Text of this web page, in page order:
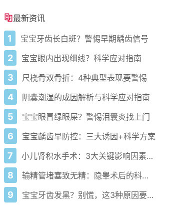
最新资讯
1 宝宝牙齿长白斑？警惕早期龋齿信号
2 宝宝眼内出现细线？科学应对指南
3 尺桡骨双骨折：4种典型表现要警惕
4 阴囊潮湿的成因解析与科学应对指南
5 宝宝眼冒绿眼屎？警惕泪囊炎找上门
6 宝宝龋齿早防控：三大诱因+科学方案
7 小儿肾积水手术：3大关键影响因素解析
8 输精管堵塞致无精：隐睾术后的科学生育方案
9 宝宝牙齿发黑？别慌，这3种原因要分清